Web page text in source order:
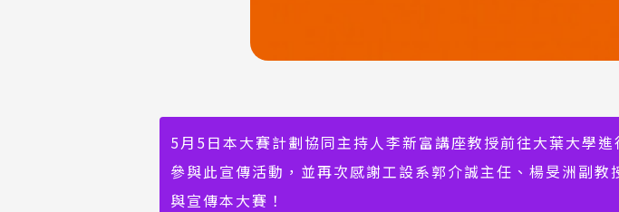
5月5日本大賽計劃協同主持人李新富講座教授前往大葉大學
參與此宣傳活動，並再次感謝工設系郭介誠主任、楊旻洲副
與宣傳本大賽！